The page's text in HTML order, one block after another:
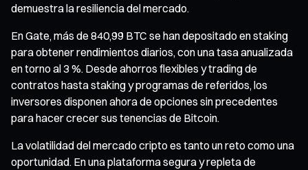
demuestra la resiliencia del mercado.
En Gate, más de 840,99 BTC se han depositado en staking
para obtener rendimientos diarios, con una tasa anualizada
en torno al 3 %. Desde ahorros flexibles y trading de
contratos hasta staking y programas de referidos, los
inversores disponen ahora de opciones sin precedentes
para hacer crecer sus tenencias de Bitcoin.
La volatilidad del mercado cripto es tanto un reto como una
oportunidad. En una plataforma segura y repleta de